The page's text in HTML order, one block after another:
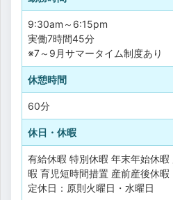
9:30am～6:15pm
実働7時間45分
※7～9月サマータイム制度あり
休憩時間
60分
休日・休暇
有給休暇 特別休暇 年末年始休暇
暇 育児短時間措置 産前産後休暇
定休日：原則火曜日・水曜日